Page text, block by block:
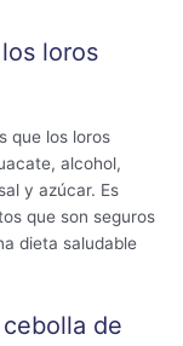
loros
que los loros
alcohol,
y azúcar. Es
que son seguros
dieta saludable
de